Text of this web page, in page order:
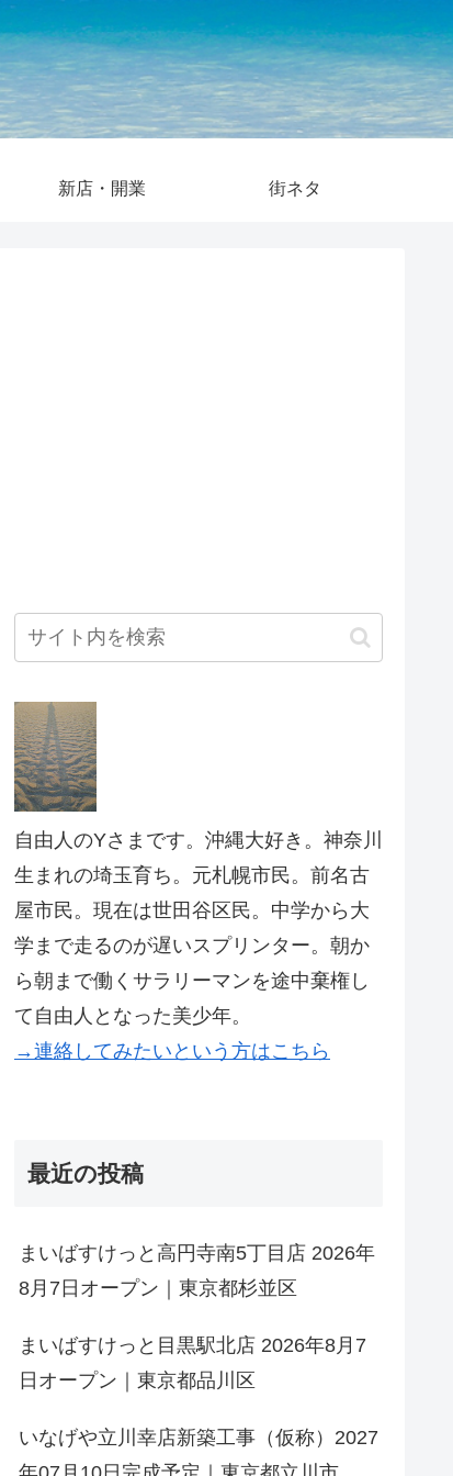
新店・開業 街ネタ
自由人のYさまです。沖縄大好き。神奈川
生まれの埼玉育ち。元札幌市民。前名古
屋市民。現在は世田谷区民。中学から大
学まで走るのが遅いスプリンター。朝か
ら朝まで働くサラリーマンを途中棄権し
て自由人となった美少年。
→連絡してみたいという方はこちら
最近の投稿
まいばすけっと高円寺南5丁目店 2026年
8月7日オープン｜東京都杉並区
まいばすけっと目黒駅北店 2026年8月7
日オープン｜東京都品川区
いなげや立川幸店新築工事（仮称）2027